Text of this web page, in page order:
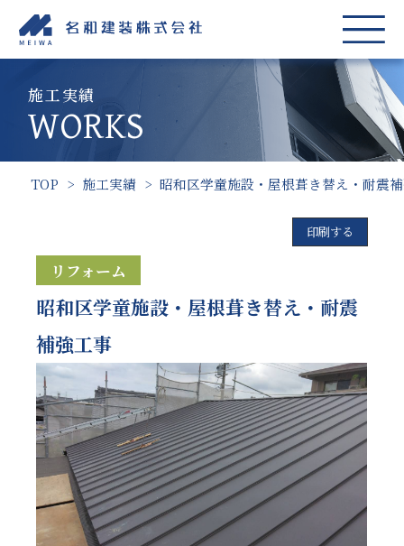
施工実績
WORKS
TOP > 施工実績 > 昭和区学童施設・屋根葺き替え・耐震
印刷する
リフォーム
昭和区学童施設・屋根葺き替え・耐震
補強工事